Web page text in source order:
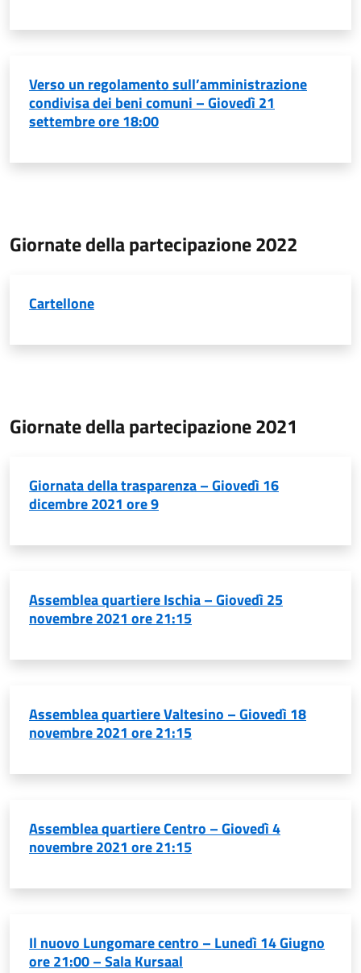
Verso un regolamento sull’amministrazione
condivisa dei beni comuni – Giovedì 21
settembre ore 18:00
Giornate della partecipazione 2022
Cartellone
Giornate della partecipazione 2021
Giornata della trasparenza – Giovedì 16
dicembre 2021 ore 9
Assemblea quartiere Ischia – Giovedì 25
novembre 2021 ore 21:15
Assemblea quartiere Valtesino – Giovedì 18
novembre 2021 ore 21:15
Assemblea quartiere Centro – Giovedì 4
novembre 2021 ore 21:15
Il nuovo Lungomare centro – Lunedì 14 Giugno
ore 21:00 – Sala Kursaal